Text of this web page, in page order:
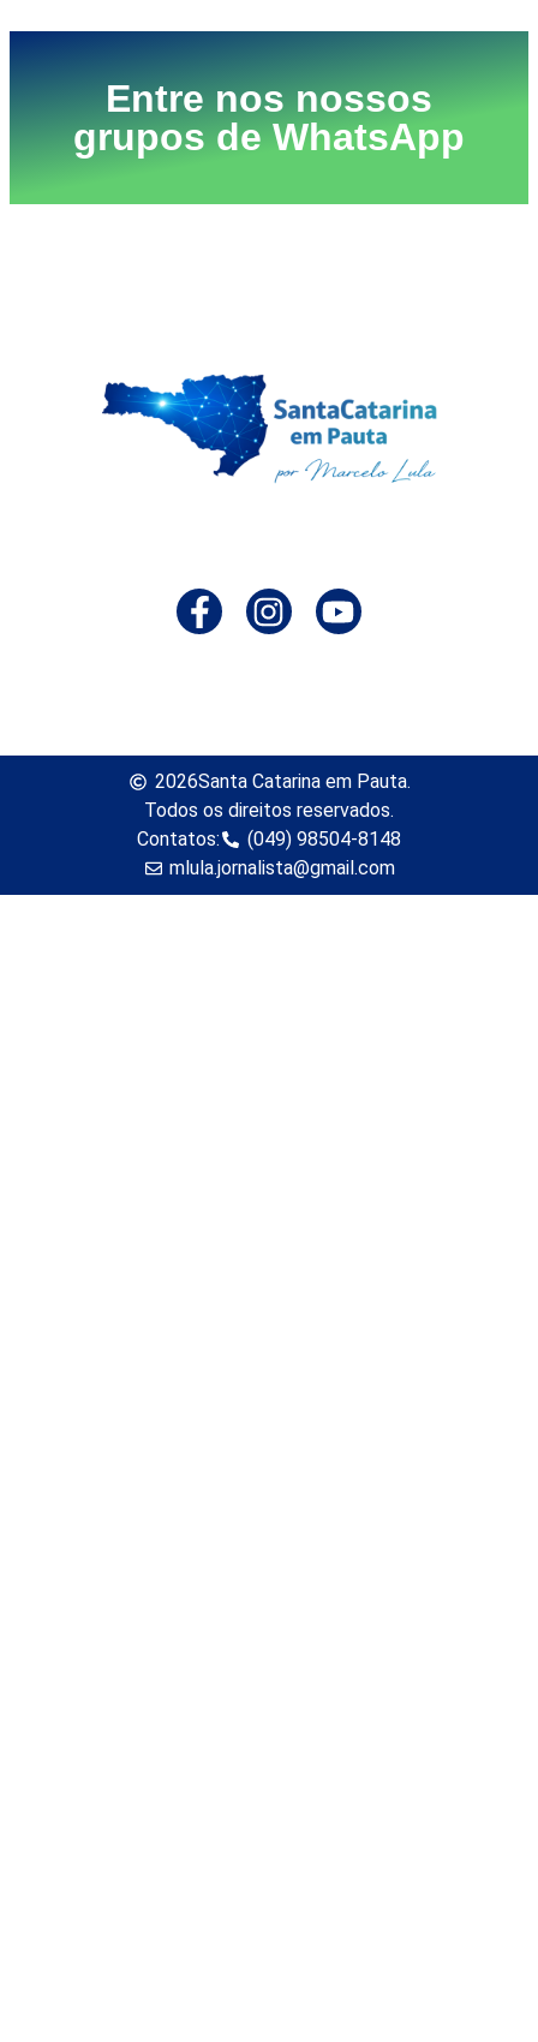
Entre nos nossos
grupos de WhatsApp
2026Santa Catarina em Pauta.
Todos os direitos reservados.
Contatos:
(049) 98504-8148
mlula.jornalista@gmail.com